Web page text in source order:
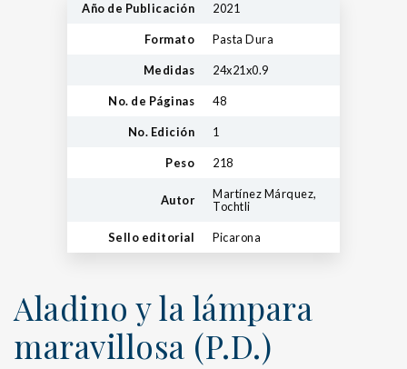
Año de Publicación 2021
Formato Pasta Dura
Medidas 24x21x0.9
No. de Páginas 48
No. Edición 1
Peso 218
Autor
Martínez Márquez,
Tochtli
Sello editorial Picarona
Aladino y la lámpara
maravillosa (P.D.)